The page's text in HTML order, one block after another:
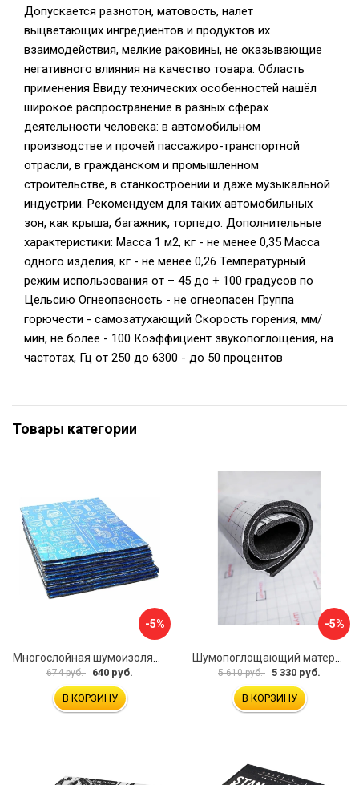
Допускается разнотон, матовость, налет
выцветающих ингредиентов и продуктов их
взаимодействия, мелкие раковины, не оказывающие
негативного влияния на качество товара. Область
применения Ввиду технических особенностей нашёл
широкое распространение в разных сферах
деятельности человека: в автомобильном
производстве и прочей пассажиро-транспортной
отрасли, в гражданском и промышленном
строительстве, в станкостроении и даже музыкальной
индустрии. Рекомендуем для таких автомобильных
зон, как крыша, багажник, торпедо. Дополнительные
характеристики: Масса 1 м2, кг - не менее 0,35 Масса
одного изделия, кг - не менее 0,26 Температурный
режим использования от – 45 до + 100 градусов по
Цельсию Огнеопасность - не огнеопасен Группа
горючести - самозатухающий Скорость горения, мм/
мин, не более - 100 Коэффициент звукопоглощения, на
частотах, Гц от 250 до 6300 - до 50 процентов
Товары категории
-5%
674 руб. 640 руб.
В КОРЗИНУ
-5%
5 610 руб. 5 330 руб.
В КОРЗИНУ